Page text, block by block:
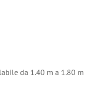
da 1.40 m a 1.80 m